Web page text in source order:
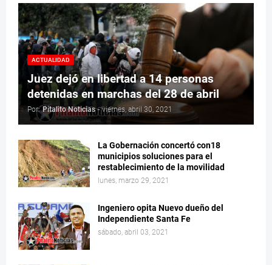
ACTUALIDAD
Juez dejó en libertad a 14 personas
detenidas en marchas del 28 de abril
Por: Pitalito Noticias - viernes, abril 30, 2021
La Gobernación concertó con18
municipios soluciones para el
restablecimiento de la movilidad
lunes, marzo 29, 2021
Ingeniero opita Nuevo dueño del
Independiente Santa Fe
sábado, abril 03, 2021